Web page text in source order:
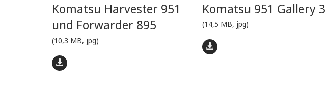
Komatsu Harvester 951
und Forwarder 895
(10,3 MB, jpg)
Komatsu 951 Gallery 3
(14,5 MB, jpg)